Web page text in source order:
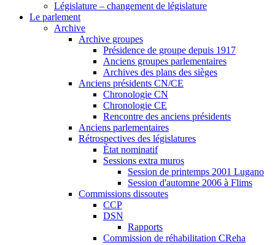
Législature – changement de législature
Le parlement
Archive
Archive groupes
Présidence de groupe depuis 1917
Anciens groupes parlementaires
Archives des plans des sièges
Anciens présidents CN/CE
Chronologie CN
Chronologie CE
Rencontre des anciens présidents
Anciens parlementaires
Rétrospectives des législatures
État nominatif
Sessions extra muros
Session de printemps 2001 Lugano
Session d'automne 2006 à Flims
Commissions dissoutes
CCP
DSN
Rapports
Commission de réhabilitation CReha